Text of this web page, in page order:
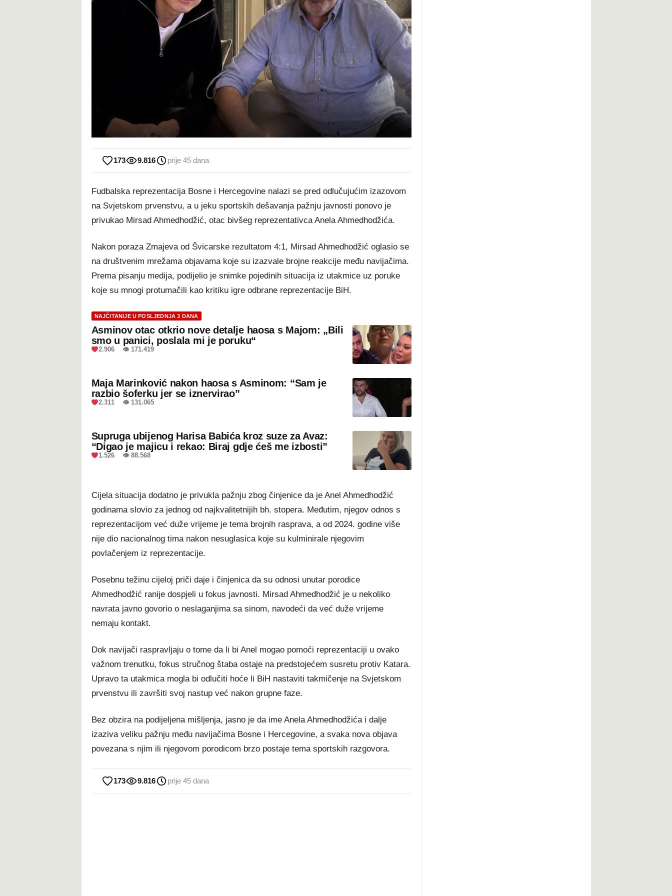
173 9.816 prije 45 dana
Fudbalska reprezentacija Bosne i Hercegovine nalazi se pred odlučujućim izazovom
na Svjetskom prvenstvu, a u jeku sportskih dešavanja pažnju javnosti ponovo je
privukao Mirsad Ahmedhodžić, otac bivšeg reprezentativca Anela Ahmedhodžića.
Nakon poraza Zmajeva od Švicarske rezultatom 4:1, Mirsad Ahmedhodžić oglasio se
na društvenim mrežama objavama koje su izazvale brojne reakcije među navijačima.
Prema pisanju medija, podijelio je snimke pojedinih situacija iz utakmice uz poruke
koje su mnogi protumačili kao kritiku igre odbrane reprezentacije BiH.
NAJČITANIJE U POSLJEDNJA 3 DANA
Asminov otac otkrio nove detalje haosa s Majom: „Bili
smo u panici, poslala mi je poruku“
2.906 👁 171.419
Maja Marinković nakon haosa s Asminom: “Sam je
razbio šoferku jer se iznervirao”
2.311 👁 131.065
Supruga ubijenog Harisa Babića kroz suze za Avaz:
“Digao je majicu i rekao: Biraj gdje ćeš me izbosti”
1.526 👁 88.568
Cijela situacija dodatno je privukla pažnju zbog činjenice da je Anel Ahmedhodžić
godinama slovio za jednog od najkvalitetnijih bh. stopera. Međutim, njegov odnos s
reprezentacijom već duže vrijeme je tema brojnih rasprava, a od 2024. godine više
nije dio nacionalnog tima nakon nesuglasica koje su kulminirale njegovim
povlačenjem iz reprezentacije.
Posebnu težinu cijeloj priči daje i činjenica da su odnosi unutar porodice
Ahmedhodžić ranije dospjeli u fokus javnosti. Mirsad Ahmedhodžić je u nekoliko
navrata javno govorio o neslaganjima sa sinom, navodeći da već duže vrijeme
nemaju kontakt.
Dok navijači raspravljaju o tome da li bi Anel mogao pomoći reprezentaciji u ovako
važnom trenutku, fokus stručnog štaba ostaje na predstojećem susretu protiv Katara.
Upravo ta utakmica mogla bi odlučiti hoće li BiH nastaviti takmičenje na Svjetskom
prvenstvu ili završiti svoj nastup već nakon grupne faze.
Bez obzira na podijeljena mišljenja, jasno je da ime Anela Ahmedhodžića i dalje
izaziva veliku pažnju među navijačima Bosne i Hercegovine, a svaka nova objava
povezana s njim ili njegovom porodicom brzo postaje tema sportskih razgovora.
173 9.816 prije 45 dana